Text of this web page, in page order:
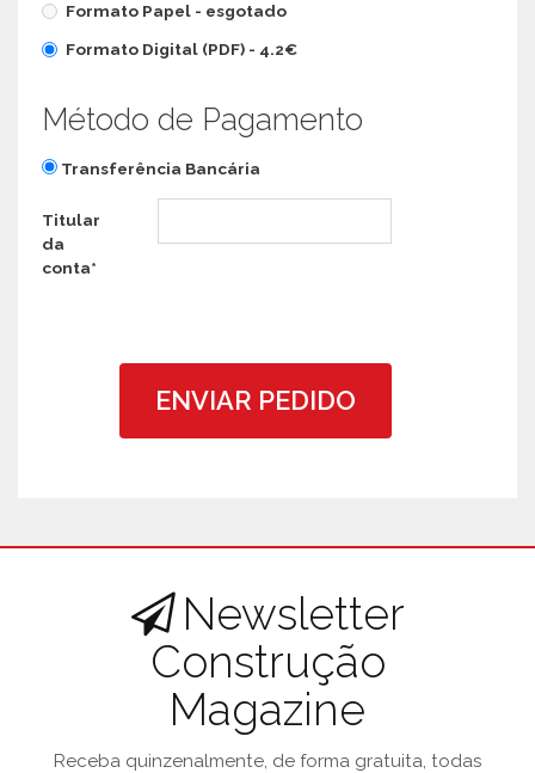
Formato Papel - esgotado
Formato Digital (PDF) - 4.2€
Método de Pagamento
Transferência Bancária
Titular
da
conta*
ENVIAR PEDIDO
Newsletter
Construção
Magazine
Receba quinzenalmente, de forma gratuita, todas